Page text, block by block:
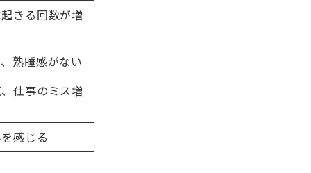
きる回数が増
熟睡感がない
仕事のミス増
感じる